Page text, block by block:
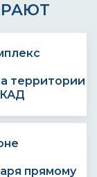
территории
прямому